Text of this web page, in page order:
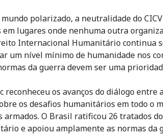
mundo polarizado, a neutralidade do
em lugares onde nenhuma outra
Internacional Humanitário continua
um nível mínimo de humanidade nos
da guerra devem ser uma
reconheceu os avanços do diálogo entre
os desafios humanitários em todo o
armados. O Brasil ratificou 26 tratados
e apoiou amplamente as normas da